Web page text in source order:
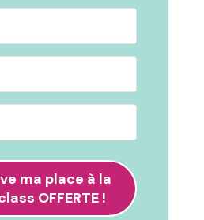
ma place à la
OFFERTE !